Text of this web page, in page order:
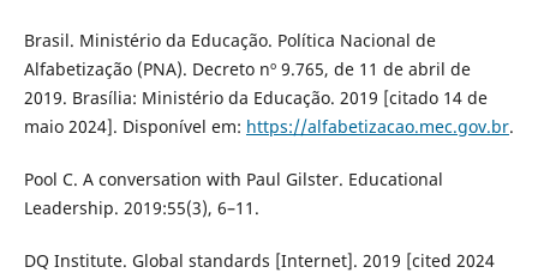
Brasil. Ministério da Educação. Política Nacional de
Alfabetização (PNA). Decreto nº 9.765, de 11 de abril de
2019. Brasília: Ministério da Educação. 2019 [citado 14 de
maio 2024]. Disponível em: https://alfabetizacao.mec.gov.br.
Pool C. A conversation with Paul Gilster. Educational
Leadership. 2019:55(3), 6–11.
DQ Institute. Global standards [Internet]. 2019 [cited 2024